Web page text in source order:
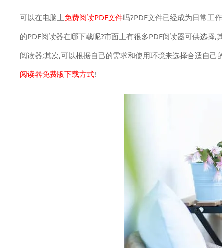
可以在电脑上免费阅读PDF文件吗?PDF文件已经成为日常工
的PDF阅读器在哪下载呢?市面上有很多PDF阅读器可供选择
阅读器;其次,可以根据自己的需求和使用环境来选择合适自
阅读器免费版下载方式!